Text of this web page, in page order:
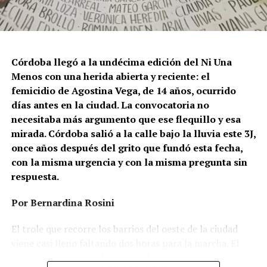
Ganar la vida: La historia de (no)
Córdoba llegó a la undécima edición del Ni Una
Menos con una herida abierta y reciente: el
femicidio de Agostina Vega, de 14 años, ocurrido
días antes en la ciudad. La convocatoria no
necesitaba más argumento que ese flequillo y esa
mirada. Córdoba salió a la calle bajo la lluvia este 3J,
once años después del grito que fundó esta fecha,
con la misma urgencia y con la misma pregunta sin
respuesta.
Por Bernardina Rosini
El trole que recorre los barrios del oeste de la ciudad